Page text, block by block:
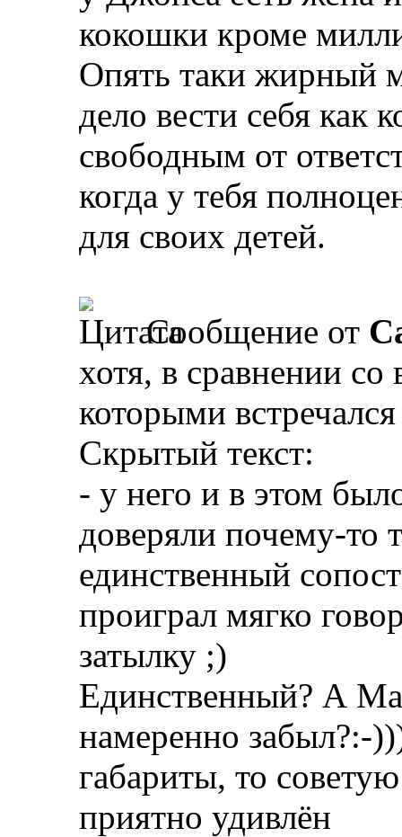
кокошки кроме
Опять таки жирный
дело вести себя как
свободным от
когда у тебя
для своих детей.
Сообщение от
хотя, в сравнении
которыми
Скрытый текст:
- у него и в этом
доверяли почему-то
единственный
проиграл мягко
затылку ;)
Единственный? А
намеренно забыл?:-
габариты, то
приятно удивлён